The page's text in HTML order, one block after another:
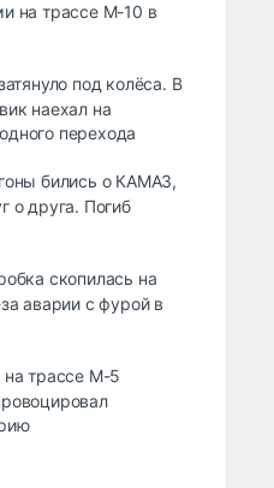
на трассе М-10 в
под колёса. В
наехал на
перехода
бились о КАМАЗ,
о друга. Погиб
скопилась на
аварии с фурой в
трассе М-5